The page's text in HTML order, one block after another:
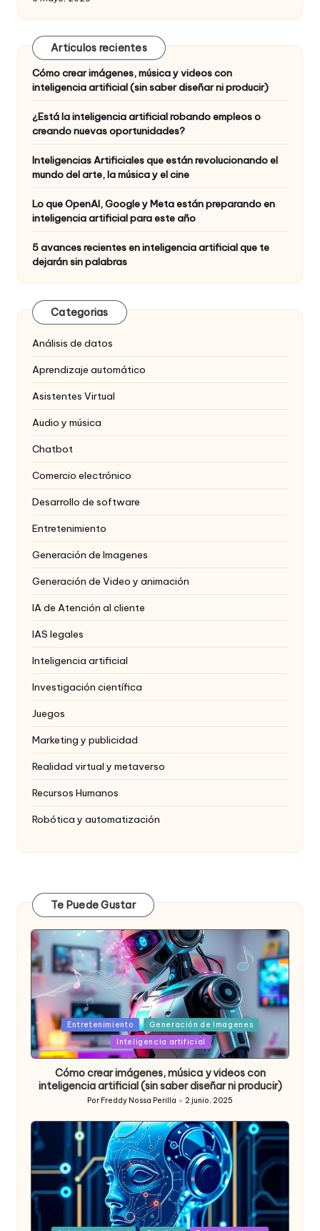
Articulos recientes
Cómo crear imágenes, música y videos con
inteligencia artificial (sin saber diseñar ni producir)
¿Está la inteligencia artificial robando empleos o
creando nuevas oportunidades?
Inteligencias Artificiales que están revolucionando el
mundo del arte, la música y el cine
Lo que OpenAI, Google y Meta están preparando en
inteligencia artificial para este año
5 avances recientes en inteligencia artificial que te
dejarán sin palabras
Categorias
Análisis de datos
Aprendizaje automático
Asistentes Virtual
Audio y música
Chatbot
Comercio electrónico
Desarrollo de software
Entretenimiento
Generación de Imagenes
Generación de Video y animación
IA de Atención al cliente
IAS legales
Inteligencia artificial
Investigación científica
Juegos
Marketing y publicidad
Realidad virtual y metaverso
Recursos Humanos
Robótica y automatización
Te Puede Gustar
Posted
in
Entretenimiento
Generación de Imagenes
Inteligencia artificial
Cómo crear imágenes, música y videos con
inteligencia artificial (sin saber diseñar ni producir)
Publicado
por
Por Freddy Nossa Perilla 2 junio, 2025